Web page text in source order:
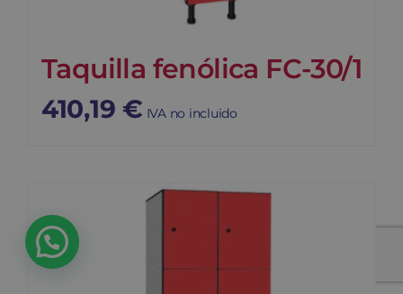
Taquilla fenólica FC-30/1
410,19 € IVA no incluido